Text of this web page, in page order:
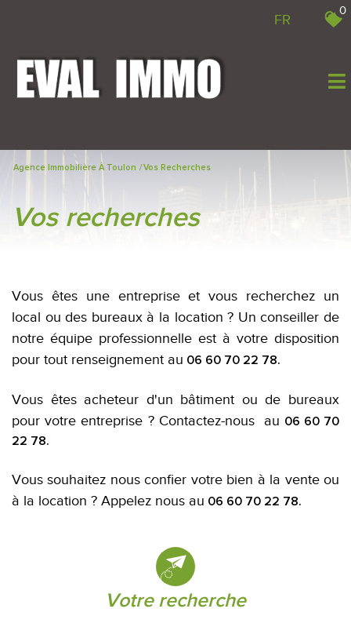
FR
0
Agence Immobilière À Toulon Vos Recherches
vos recherches
Vous êtes une entreprise et vous recherchez un
local ou des bureaux à la location ? Un conseiller de
notre équipe professionnelle est à votre disposition
pour tout renseignement au 06 60 70 22 78.
Vous êtes acheteur d'un bâtiment ou de bureaux
pour votre entreprise ? Contactez-nous au 06 60 70
22 78.
Vous souhaitez nous confier votre bien à la vente ou
à la location ? Appelez nous au 06 60 70 22 78.
votre recherche